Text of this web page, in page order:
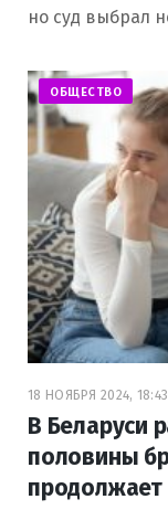
но суд выбрал
ОБЩЕСТВО
18 НОЯБРЯ 2024, 18:43
В Беларуси
половины
продолжает